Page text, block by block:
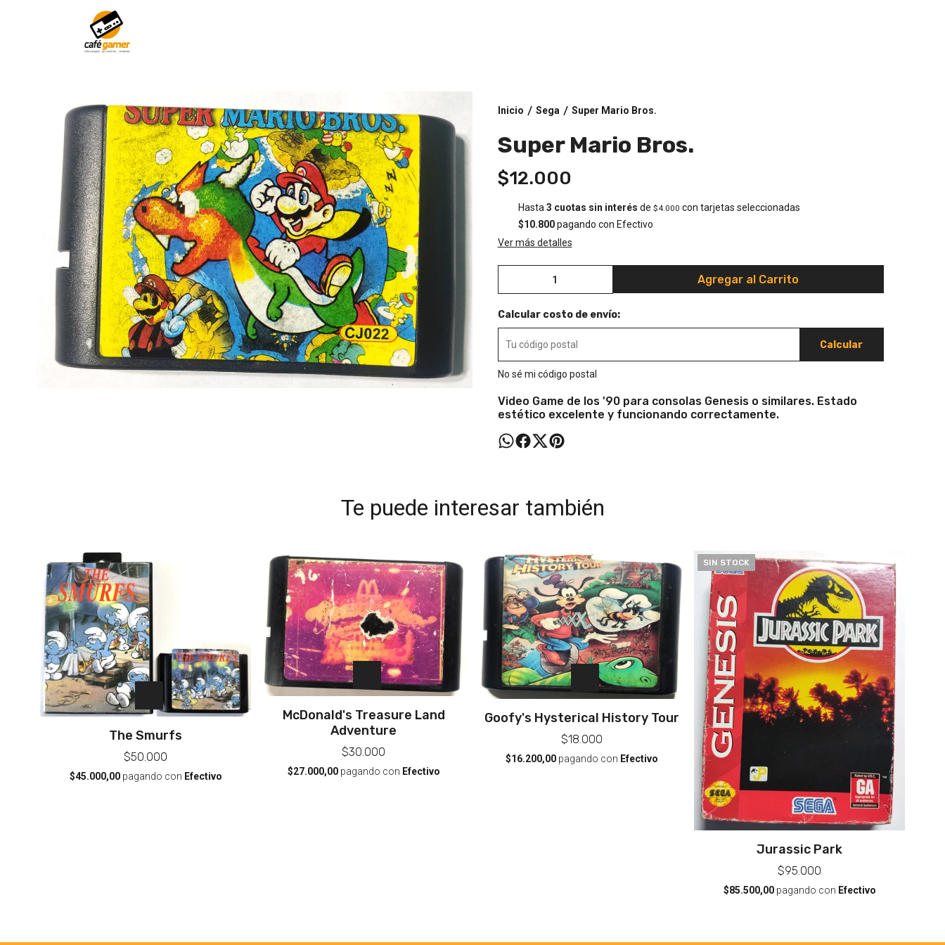
Inicio / Sega / Super Mario Bros.
Super Mario Bros.
$12.000
Hasta 3 cuotas sin interés de $4.000 con tarjetas seleccionadas
$10.800pagando con Efectivo
Ver más detalles
Agregar al Carrito
Calcular costo de envío:
Calcular
No sé mi código postal
Video Game de los '90 para consolas Genesis o similares. Estado
estético excelente y funcionando correctamente.
Te puede interesar también
The Smurfs
$50.000
$45.000,00pagando con Efectivo
McDonald's Treasure Land
Adventure
$30.000
$27.000,00pagando con Efectivo
Goofy's Hysterical History Tour
$18.000
$16.200,00pagando con Efectivo
SIN STOCK
Jurassic Park
$95.000
$85.500,00pagando con Efectivo